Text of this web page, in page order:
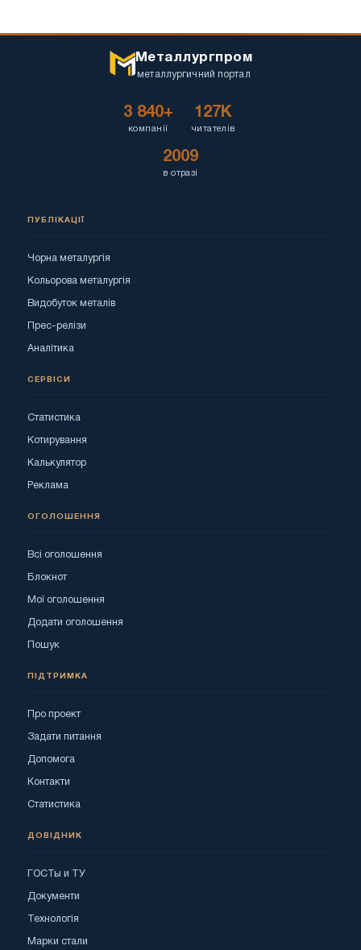
Металлургпром
металлургичний портал
3 840+
компанії
127K
читателів
2009
в отразі
ПУБЛІКАЦІЇ
Чорна металургія
Кольорова металургія
Видобуток металів
Прес-релізи
Аналітика
СЕРВІСИ
Статистика
Котирування
Калькулятор
Реклама
ОГОЛОШЕННЯ
Всі оголошення
Блокнот
Мої оголошення
Додати оголошення
Пошук
ПІДТРИМКА
Про проект
Задати питання
Допомога
Контакти
Статистика
ДОВІДНИК
ГОСТы и ТУ
Документи
Технологія
Марки стали